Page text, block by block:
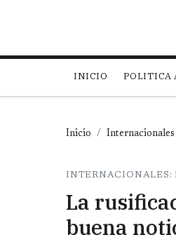
INICIO POLITICA
Inicio Internacionales
INTERNACIONALES:
La
buena